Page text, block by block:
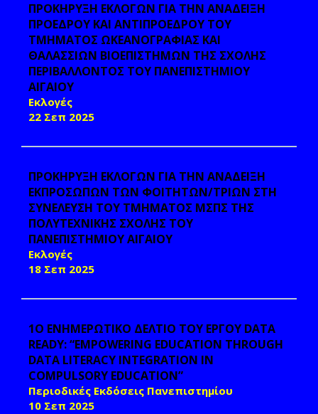
ΠΡΟΚΗΡΥΞΗ ΕΚΛΟΓΩΝ ΓΙΑ ΤΗΝ ΑΝΑΔΕΙΞΗ
ΠΡΟΕΔΡΟΥ ΚΑΙ ΑΝΤΙΠΡΟΕΔΡΟΥ ΤΟΥ
ΤΜΗΜΑΤΟΣ ΩΚΕΑΝΟΓΡΑΦΙΑΣ ΚΑΙ
ΘΑΛΑΣΣΙΩΝ ΒΙΟΕΠΙΣΤΗΜΩΝ ΤΗΣ ΣΧΟΛΗΣ
ΠΕΡΙΒΑΛΛΟΝΤΟΣ ΤΟΥ ΠΑΝΕΠΙΣΤΗΜΙΟΥ
ΑΙΓΑΙΟΥ
Εκλογές
22 Σεπ 2025
ΠΡΟΚΗΡΥΞΗ ΕΚΛΟΓΩΝ ΓΙΑ ΤΗΝ ΑΝΑΔΕΙΞΗ
ΕΚΠΡΟΣΩΠΩΝ ΤΩΝ ΦΟΙΤΗΤΩΝ/ΤΡΙΩΝ ΣΤΗ
ΣΥΝΕΛΕΥΣΗ ΤΟΥ ΤΜΗΜΑΤΟΣ ΜΣΠΣ ΤΗΣ
ΠΟΛΥΤΕΧΝΙΚΗΣ ΣΧΟΛΗΣ ΤΟΥ
ΠΑΝΕΠΙΣΤΗΜΙΟΥ ΑΙΓΑΙΟΥ
Εκλογές
18 Σεπ 2025
1O ΕΝΗΜΕΡΩΤΙΚΟ ΔΕΛΤΙΟ ΤΟΥ ΕΡΓΟΥ DATA
READY: “EMPOWERING EDUCATION THROUGH
DATA LITERACY INTEGRATION IN
COMPULSORY EDUCATION”
Περιοδικές Εκδόσεις Πανεπιστημίου
10 Σεπ 2025